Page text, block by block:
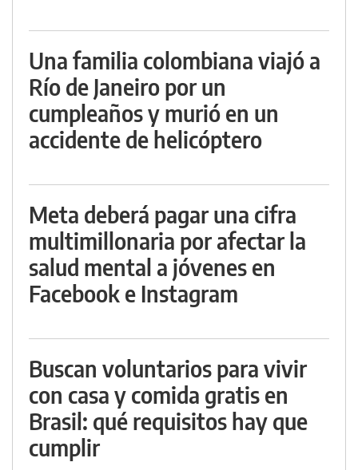
Una familia colombiana viajó a
Río de Janeiro por un
cumpleaños y murió en un
accidente de helicóptero
Meta deberá pagar una cifra
multimillonaria por afectar la
salud mental a jóvenes en
Facebook e Instagram
Buscan voluntarios para vivir
con casa y comida gratis en
Brasil: qué requisitos hay que
cumplir